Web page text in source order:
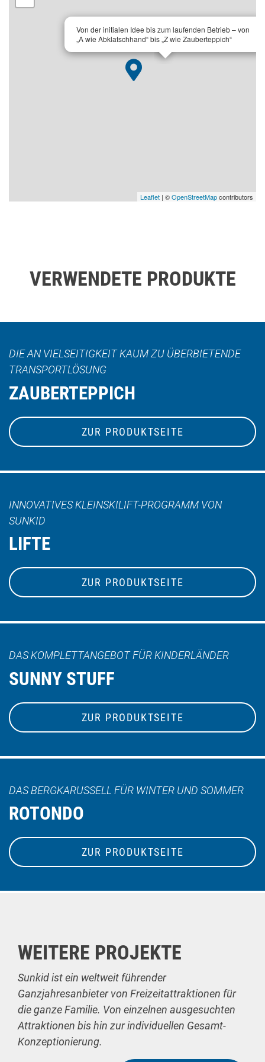
Von der initialen Idee bis zum laufenden Betrieb – von
„A wie Abklatschhand“ bis „Z wie Zauberteppich“
Leaflet | ©OpenStreetMapcontributors
VERWENDETE PRODUKTE
DIE AN VIELSEITIGKEIT KAUM ZU ÜBERBIETENDE
TRANSPORTLÖSUNG
ZAUBERTEPPICH
ZUR PRODUKTSEITE
INNOVATIVES KLEINSKILIFT-PROGRAMM VON
SUNKID
LIFTE
ZUR PRODUKTSEITE
DAS KOMPLETTANGEBOT FÜR KINDERLÄNDER
SUNNY STUFF
ZUR PRODUKTSEITE
DAS BERGKARUSSELL FÜR WINTER UND SOMMER
ROTONDO
ZUR PRODUKTSEITE
WEITERE PROJEKTE
Sunkid ist ein weltweit führender
Ganzjahresanbieter von Freizeitattraktionen für
die ganze Familie. Von einzelnen ausgesuchten
Attraktionen bis hin zur individuellen Gesamt-
Konzeptionierung.